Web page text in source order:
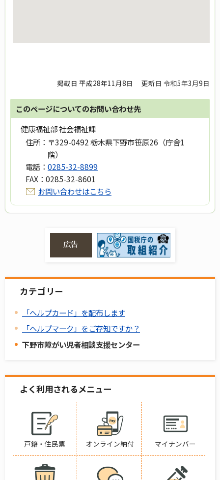
掲載日 平成28年11月8日 更新日 令和5年3月9日
このページについてのお問い合わせ先
健康福祉部 社会福祉課
住所： 〒329-0492 栃木県下野市笹原26（庁舎1
階）
電話： 0285-32-8899
FAX： 0285-32-8601
お問い合わせはこちら
広告
カテゴリー
「ヘルプカード」を配布します
「ヘルプマーク」をご存知ですか？
下野市障がい児者相談支援センター
よく利用されるメニュー
戸籍・住民票 オンライン納付 マイナンバー